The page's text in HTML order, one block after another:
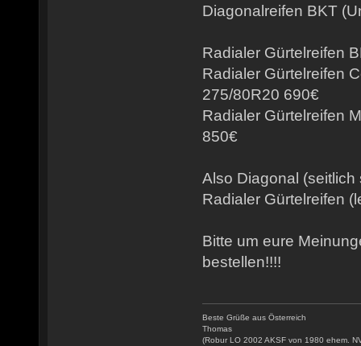
Diagonalreifen BKT
Radialer Gürtelreifen
Radialer Gürtelreifen
275/80R20 690€
Radialer Gürtelreifen
850€
Also Diagonal
Radialer Gürtelreifen
Bitte um eure
bestellen!!!!
Beste Grüße aus Österreich
Thomas
(Robur LO 2002 AKSF von 1980 ehem.